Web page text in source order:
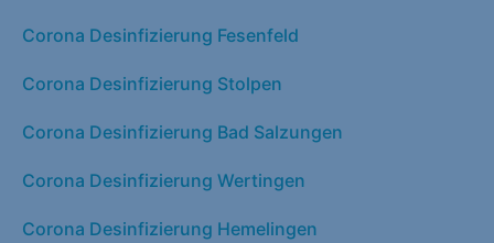
Corona Desinfizierung Fesenfeld
Corona Desinfizierung Stolpen
Corona Desinfizierung Bad Salzungen
Corona Desinfizierung Wertingen
Corona Desinfizierung Hemelingen